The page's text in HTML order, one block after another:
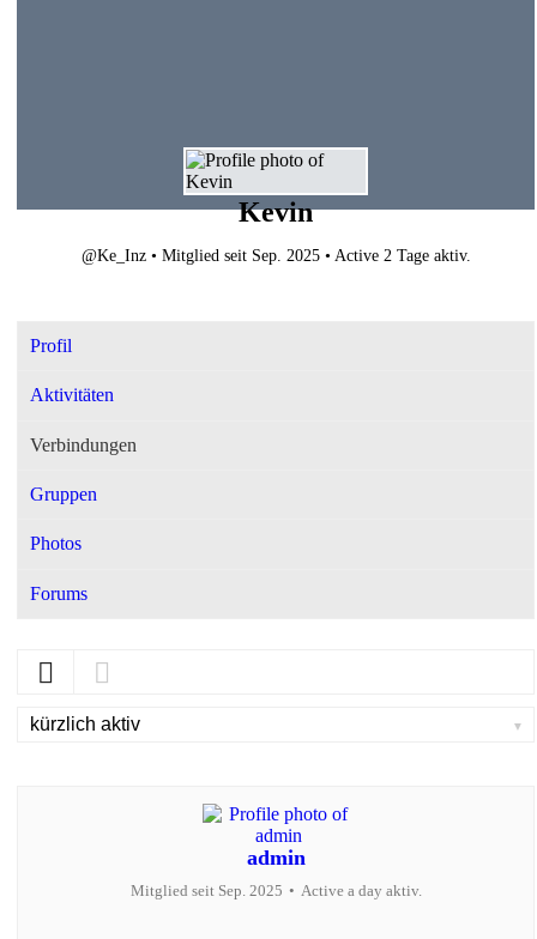
Kevin
@Ke_Inz • Mitglied seit Sep. 2025 • Active 2 Tage aktiv.
Profil
Aktivitäten
Verbindungen
Gruppen
Photos
Forums
admin
Mitglied seit Sep. 2025 • Active a day aktiv.